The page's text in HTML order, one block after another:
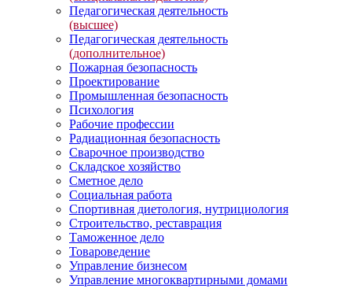
Педагогическая деятельность
(высшее)
Педагогическая деятельность
(дополнительное)
Пожарная безопасность
Проектирование
Промышленная безопасность
Психология
Рабочие профессии
Радиационная безопасность
Сварочное производство
Складское хозяйство
Сметное дело
Социальная работа
Спортивная диетология, нутрициология
Строительство, реставрация
Таможенное дело
Товароведение
Управление бизнесом
Управление многоквартирными домами